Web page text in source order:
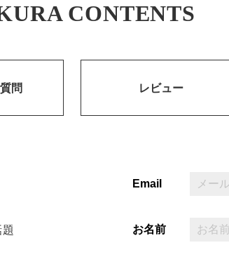
CONTENTS
問 レビュー
Email
お名前